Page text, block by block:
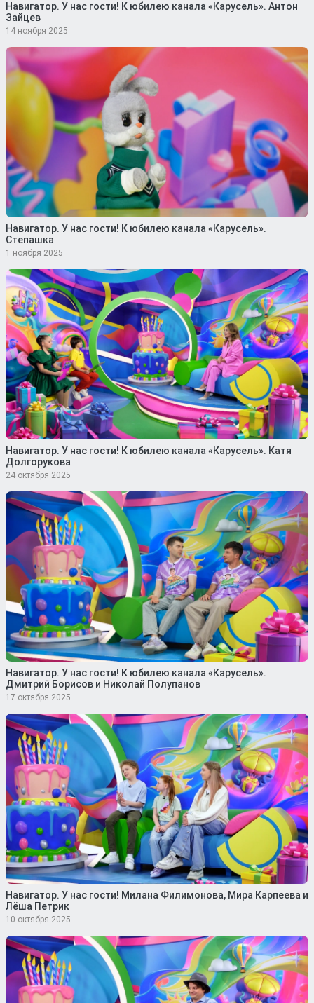
Навигатор. У нас гости! К юбилею канала «Карусель». Антон
Зайцев
14 ноября 2025
Навигатор. У нас гости! К юбилею канала «Карусель».
Степашка
1 ноября 2025
Навигатор. У нас гости! К юбилею канала «Карусель». Катя
Долгорукова
24 октября 2025
Навигатор. У нас гости! К юбилею канала «Карусель».
Дмитрий Борисов и Николай Полупанов
17 октября 2025
Навигатор. У нас гости! Милана Филимонова, Мира Карпеева и
Лёша Петрик
10 октября 2025